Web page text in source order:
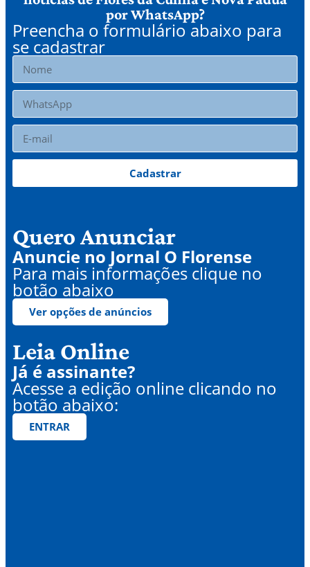
por WhatsApp?
Preencha o formulário abaixo para
se cadastrar
Cadastrar
Quero Anunciar
Anuncie no Jornal O Florense
Para mais informações clique no
botão abaixo
Ver opções de anúncios
Leia Online
Já é assinante?
Acesse a edição online clicando no
botão abaixo:
ENTRAR